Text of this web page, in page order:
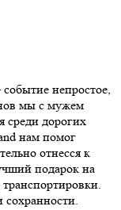
непростое,
мы с мужем
среди дорогих
нам помог
отнесся к
подарок на